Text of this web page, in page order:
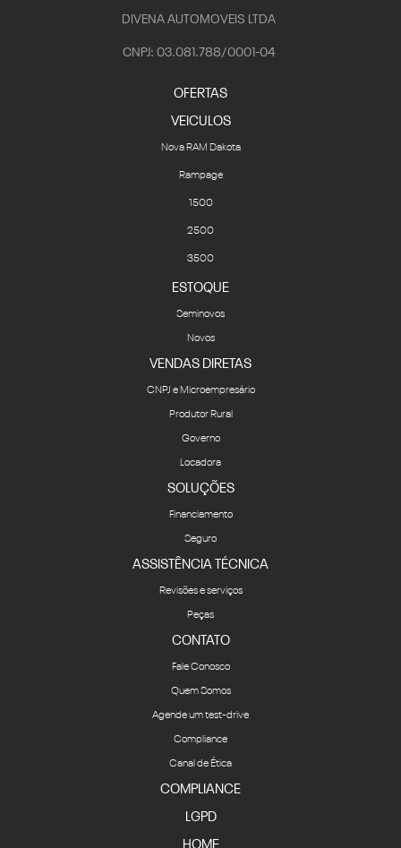
DIVENA AUTOMOVEIS LTDA
CNPJ: 03.081.788/0001-04
OFERTAS
VEICULOS
Nova RAM Dakota
Rampage
1500
2500
3500
ESTOQUE
Seminovos
Novos
VENDAS DIRETAS
CNPJ e Microempresário
Produtor Rural
Governo
Locadora
SOLUÇÕES
Financiamento
Seguro
ASSISTÊNCIA TÉCNICA
Revisões e serviços
Peças
CONTATO
Fale Conosco
Quem Somos
Agende um test-drive
Compliance
Canal de Ética
COMPLIANCE
LGPD
HOME